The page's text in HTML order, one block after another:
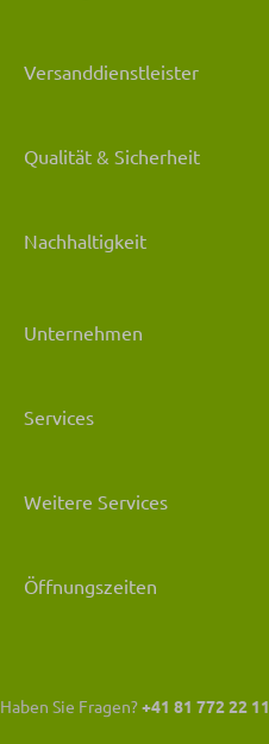
Versanddienstleister
Qualität & Sicherheit
Nachhaltigkeit
Unternehmen
Services
Weitere Services
Öffnungszeiten
Haben Sie Fragen?+41 81 772 22 11